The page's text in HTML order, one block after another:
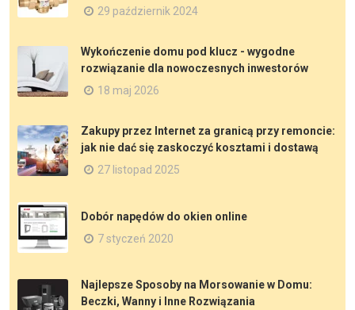
29 październik 2024
Wykończenie domu pod klucz - wygodne
rozwiązanie dla nowoczesnych inwestorów
18 maj 2026
Zakupy przez Internet za granicą przy remoncie:
jak nie dać się zaskoczyć kosztami i dostawą
27 listopad 2025
Dobór napędów do okien online
7 styczeń 2020
Najlepsze Sposoby na Morsowanie w Domu:
Beczki, Wanny i Inne Rozwiązania